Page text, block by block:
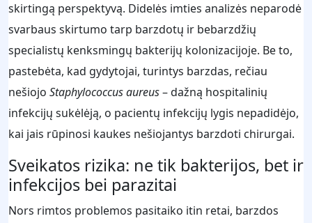
skirtingą perspektyvą. Didelės imties analizės neparodė
svarbaus skirtumo tarp barzdotų ir bebarzdžių
specialistų kenksmingų bakterijų kolonizacijoje. Be to,
pastebėta, kad gydytojai, turintys barzdas, rečiau
nešiojo Staphylococcus aureus– dažną hospitalinių
infekcijų sukėlėją, o pacientų infekcijų lygis nepadidėjo,
kai jais rūpinosi kaukes nešiojantys barzdoti chirurgai.
Sveikatos rizika: ne tik bakterijos, bet ir
infekcijos bei parazitai
Nors rimtos problemos pasitaiko itin retai, barzdos